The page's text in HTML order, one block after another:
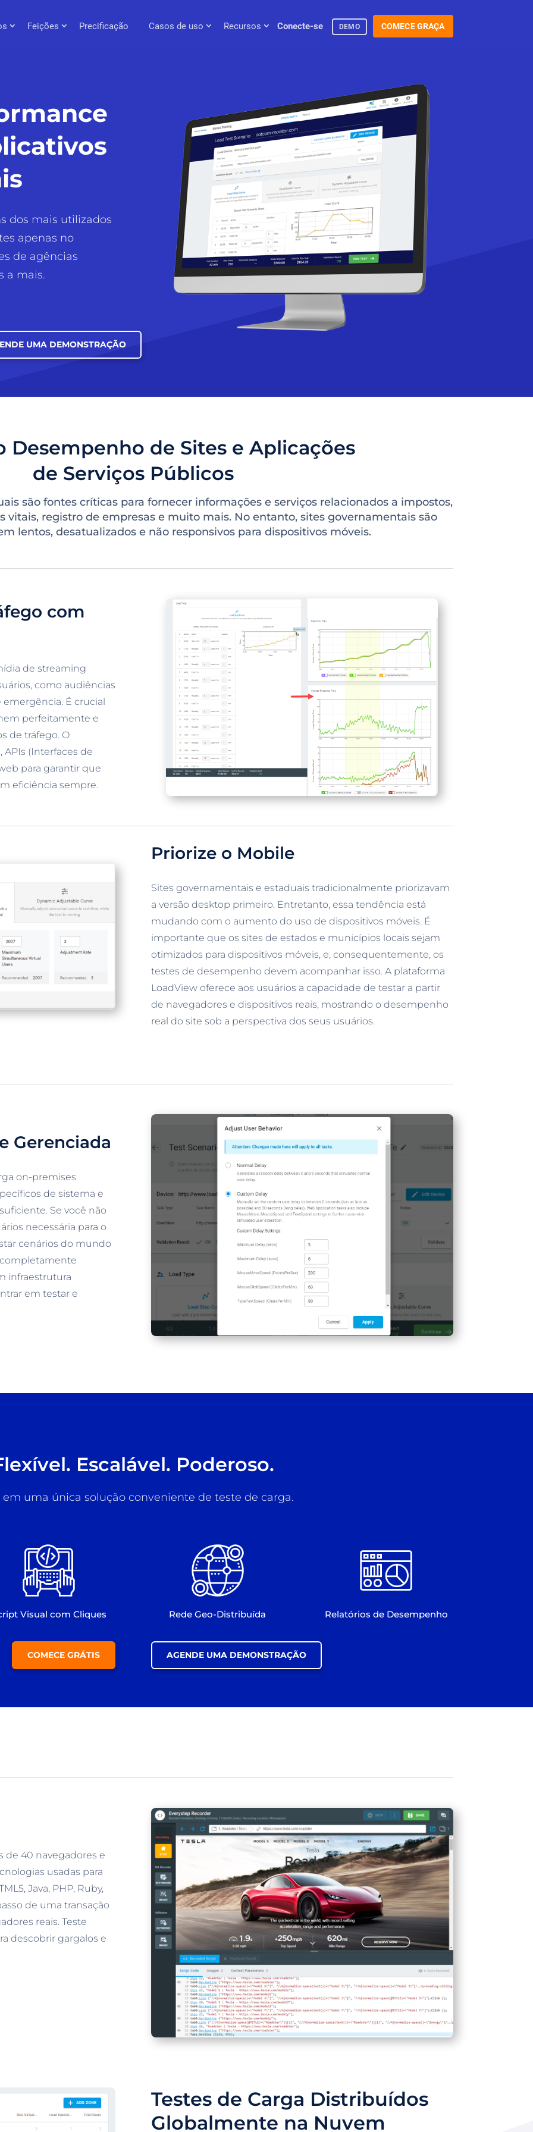
Feições Precificação Casos de uso Recursos Conecte-se DEMO COMECE GRAÇA
dos mais utilizados
apenas no
de agências
a mais.
UMA DEMONSTRAÇÃO
Desempenho de Sites e Aplicações
de Serviços Públicos
são fontes críticas para fornecer informações e serviços relacionados a impostos,
vitais, registro de empresas e muito mais. No entanto, sites governamentais são
lentos, desatualizados e não responsivos para dispositivos móveis.
com
de streaming
como audiências
É crucial
perfeitamente e
de tráfego. O
APIs (Interfaces de
para garantir que
eficiência sempre.
Priorize o Mobile
Sites governamentais e estaduais tradicionalmente priorizavam
a versão desktop primeiro. Entretanto, essa tendência está
mudando com o aumento do uso de dispositivos móveis. É
importante que os sites de estados e municípios locais sejam
otimizados para dispositivos móveis, e, consequentemente, os
testes de desempenho devem acompanhar isso. A plataforma
LoadView oferece aos usuários a capacidade de testar a partir
de navegadores e dispositivos reais, mostrando o desempenho
real do site sob a perspectiva dos seus usuários.
Gerenciada
on-premises
de sistema e
Se você não
necessária para o
cenários do mundo
completamente
infraestrutura
em testar e
Escalável. Poderoso.
em uma única solução conveniente de teste de carga.
Visual com Cliques Rede Geo-Distribuída Relatórios de Desempenho
COMECE GRÁTIS AGENDE UMA DEMONSTRAÇÃO
de 40 navegadores e
usadas para
Java, PHP, Ruby,
de uma transação
reais. Teste
descobrir gargalos e
Testes de Carga Distribuídos
Globalmente na Nuvem